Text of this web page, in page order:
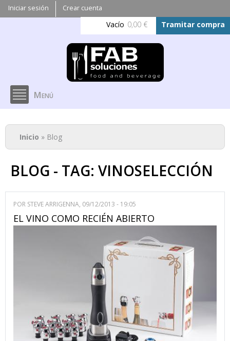
Pasar al
contenido
principal
Iniciar sesión Crear cuenta
Vacío 0,00 € Tramitar compra
Menú
Se encuentra usted aquí
Inicio » Blog
BLOG - TAG: VINOSELECCIÓN
POR STEVE ARRIGENNA, 09/12/2013 - 19:05
EL VINO COMO RECIÉN ABIERTO